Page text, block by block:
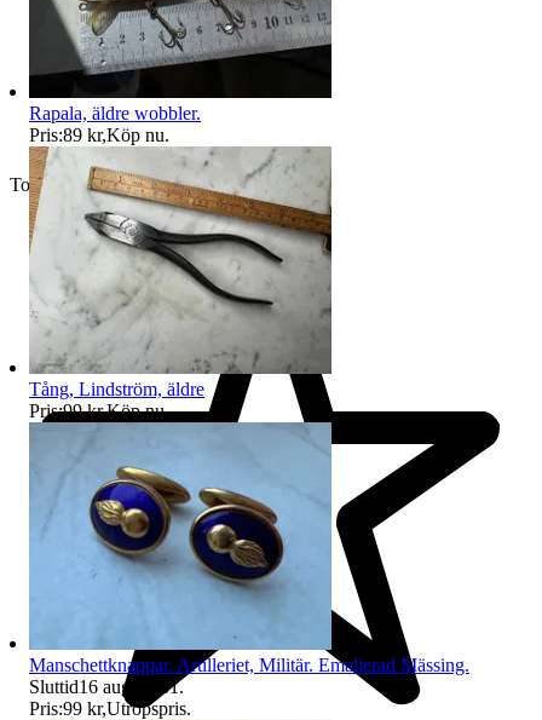
Toppsäljare
Rapala, äldre wobbler.
Pris:89 kr,Köp nu.
Tång, Lindström, äldre
Pris:99 kr,Köp nu.
Manschettknappar. Artilleriet, Militär. Emaljerad Mässing.
Sluttid16 aug 14:31.
Pris:99 kr,Utropspris.